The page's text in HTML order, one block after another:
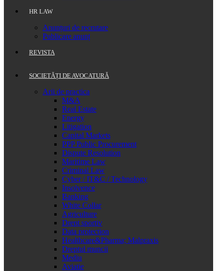
HR LAW
Anunțuri de recrutare
Publicare anunț
REVISTA
SOCIETĂȚI DE AVOCATURĂ
Arii de practica
M&A
Real Estate
Energy
Litigation
Capital Markets
PPP Public Procurement
Dispute Resolution
Maritime Law
Criminal Law
Cyber / IT&C / Technology
Insolvence
Banking
White Collar
Agriculture
Drept sportiv
Data protection
Healthcare&Pharma; Malpraxis
Dreptul muncii
Mediu
Aviatie